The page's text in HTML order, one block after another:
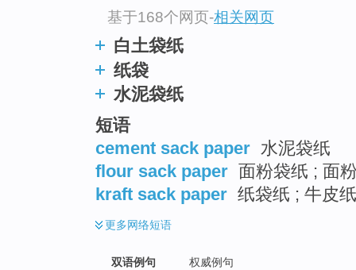
基于168个网页-相关网页
白土袋纸
纸袋
水泥袋纸
短语
cement sack paper 水泥袋纸
flour sack paper 面粉袋纸 ; 面
kraft sack paper 纸袋纸 ; 牛皮
更多网络短语
双语例句 权威例句